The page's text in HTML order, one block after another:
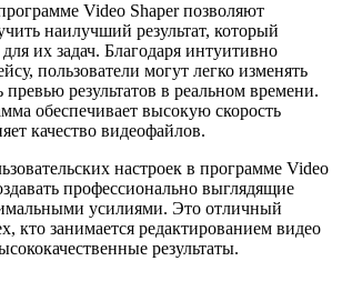
Video Shaper позволяют
наилучший результат, который
их задач. Благодаря интуитивно
пользователи могут легко изменять
превью результатов в реальном времени.
обеспечивает высокую скорость
качество видеофайлов.
настроек в программе Video
профессионально выглядящие
усилиями. Это отличный
кто занимается редактированием видео
результаты.